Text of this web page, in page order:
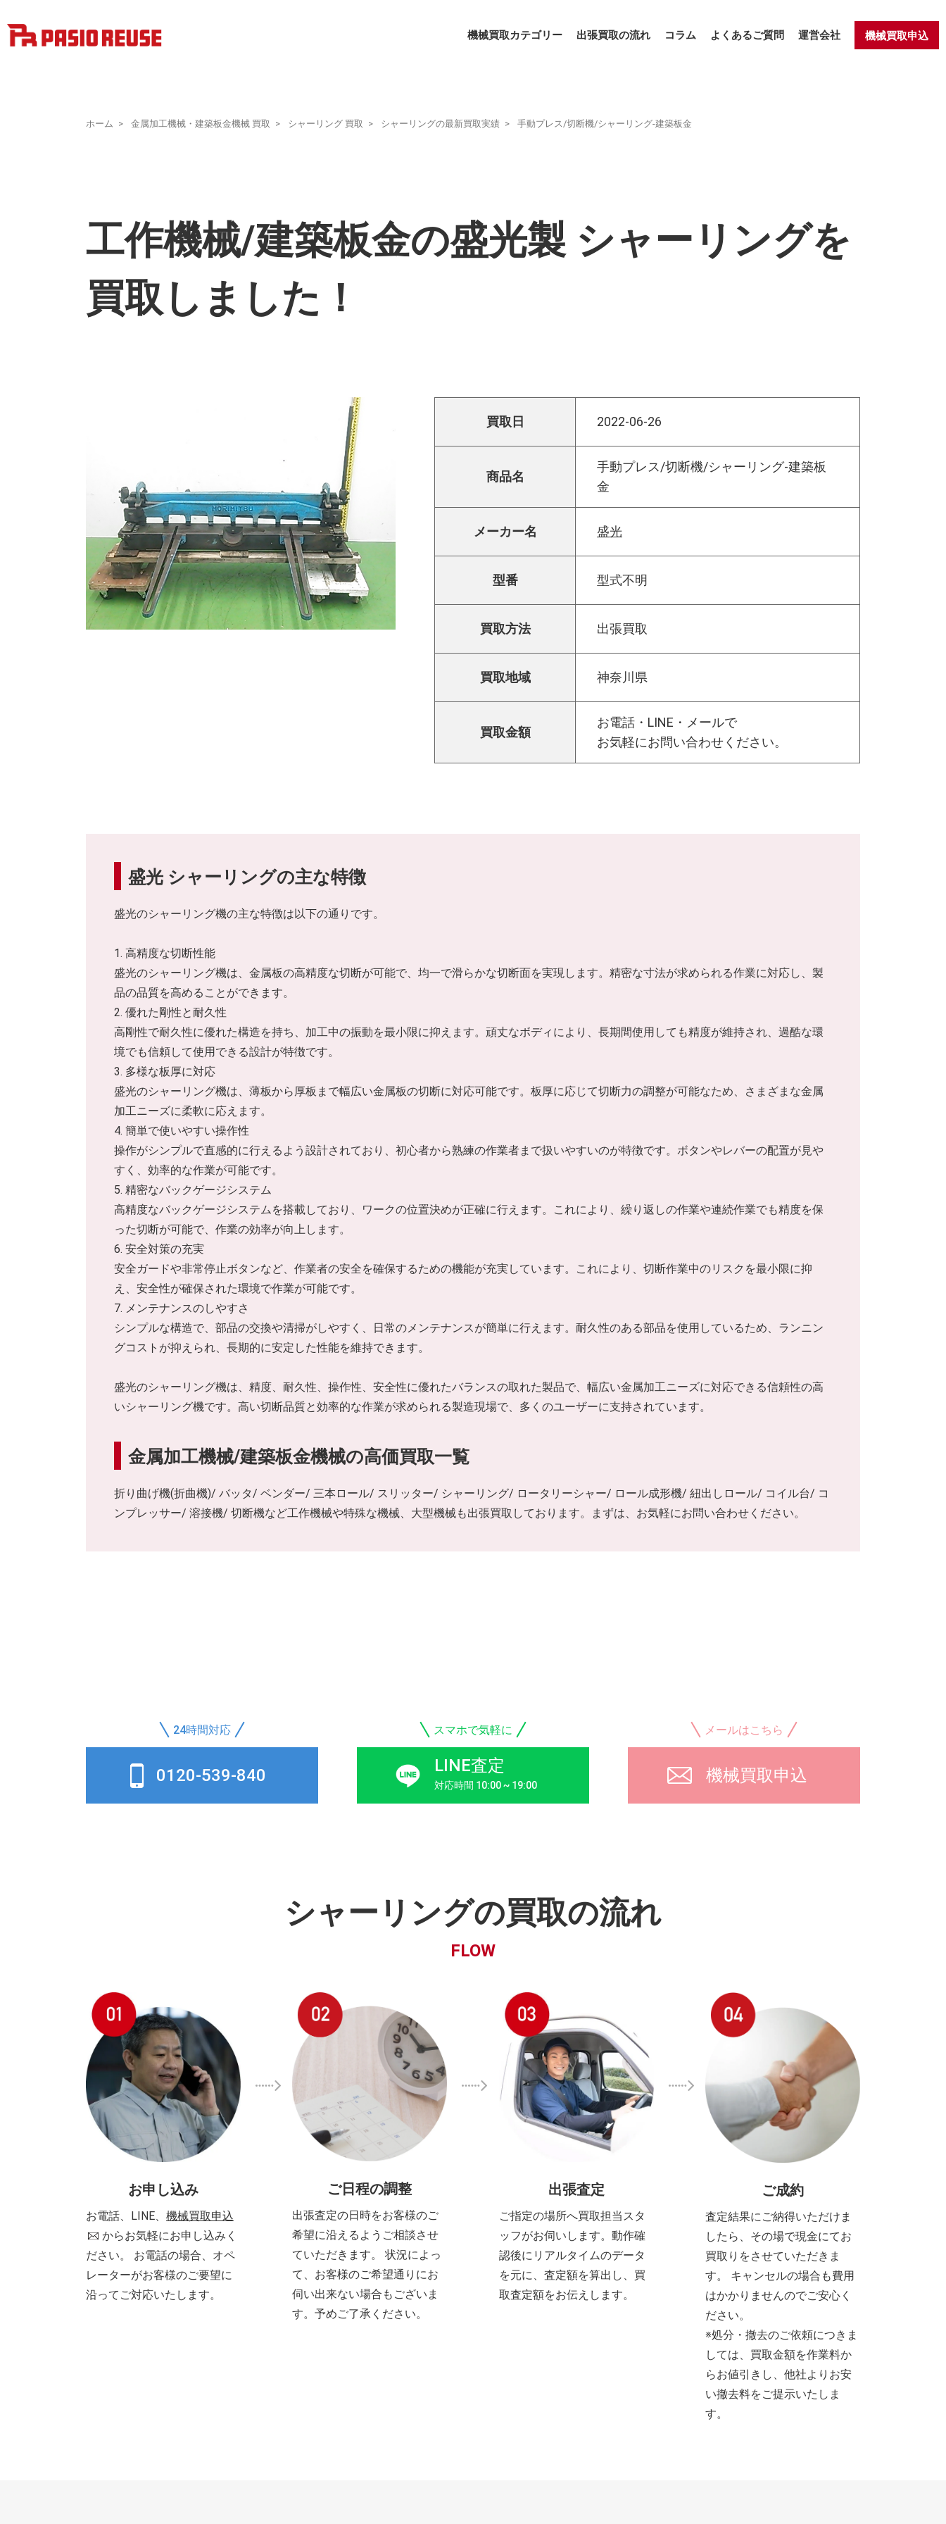
機械買取カテゴリー 出張買取の流れ コラム よくあるご質問 運営会社 機械買取申込
ホーム 金属加工機械・建築板金機械 買取 シャーリング 買取 シャーリングの最新買取実績 手動プレス/切断機/シャーリング-建築板金
工作機械/建築板金の盛光製 シャーリングを
買取しました！
買取日 2022-06-26
商品名
手動プレス/切断機/シャーリング-建築板
金
メーカー名 盛光
型番 型式不明
買取方法 出張買取
買取地域 神奈川県
買取金額
お電話・LINE・メールで
お気軽にお問い合わせください。
盛光 シャーリングの主な特徴
盛光のシャーリング機の主な特徴は以下の通りです。
1. 高精度な切断性能
盛光のシャーリング機は、金属板の高精度な切断が可能で、均一で滑らかな切断面を実現します。精密な寸法が求められる作業に対応し、製
品の品質を高めることができます。
2. 優れた剛性と耐久性
高剛性で耐久性に優れた構造を持ち、加工中の振動を最小限に抑えます。頑丈なボディにより、長期間使用しても精度が維持され、過酷な環
境でも信頼して使用できる設計が特徴です。
3. 多様な板厚に対応
盛光のシャーリング機は、薄板から厚板まで幅広い金属板の切断に対応可能です。板厚に応じて切断力の調整が可能なため、さまざまな金属
加工ニーズに柔軟に応えます。
4. 簡単で使いやすい操作性
操作がシンプルで直感的に行えるよう設計されており、初心者から熟練の作業者まで扱いやすいのが特徴です。ボタンやレバーの配置が見や
すく、効率的な作業が可能です。
5. 精密なバックゲージシステム
高精度なバックゲージシステムを搭載しており、ワークの位置決めが正確に行えます。これにより、繰り返しの作業や連続作業でも精度を保
った切断が可能で、作業の効率が向上します。
6. 安全対策の充実
安全ガードや非常停止ボタンなど、作業者の安全を確保するための機能が充実しています。これにより、切断作業中のリスクを最小限に抑
え、安全性が確保された環境で作業が可能です。
7. メンテナンスのしやすさ
シンプルな構造で、部品の交換や清掃がしやすく、日常のメンテナンスが簡単に行えます。耐久性のある部品を使用しているため、ランニン
グコストが抑えられ、長期的に安定した性能を維持できます。
盛光のシャーリング機は、精度、耐久性、操作性、安全性に優れたバランスの取れた製品で、幅広い金属加工ニーズに対応できる信頼性の高
いシャーリング機です。高い切断品質と効率的な作業が求められる製造現場で、多くのユーザーに支持されています。
金属加工機械/建築板金機械の高価買取一覧
折り曲げ機(折曲機)/ バッタ/ ベンダー/ 三本ロール/ スリッター/ シャーリング/ ロータリーシャー/ ロール成形機/ 紐出しロール/ コイル台/ コ
ンプレッサー/ 溶接機/ 切断機など工作機械や特殊な機械、大型機械も出張買取しております。まずは、お気軽にお問い合わせください。
24時間対応
0120-539-840
スマホで気軽に
LINE査定
対応時間 10:00 ~ 19:00
メールはこちら
機械買取申込
シャーリングの買取の流れ
FLOW
お申し込み
お電話、LINE、 機械買取申込
からお気軽にお申し込みく
ださい。 お電話の場合、オペ
レーターがお客様のご要望に
沿ってご対応いたします。
ご日程の調整
出張査定の日時をお客様のご
希望に沿えるようご相談させ
ていただきます。 状況によっ
て、お客様のご希望通りにお
伺い出来ない場合もございま
す。予めご了承ください。
出張査定
ご指定の場所へ買取担当スタ
ッフがお伺いします。動作確
認後にリアルタイムのデータ
を元に、査定額を算出し、買
取査定額をお伝えします。
ご成約
査定結果にご納得いただけま
したら、その場で現金にてお
買取りをさせていただきま
す。 キャンセルの場合も費用
はかかりませんのでご安心く
ださい。
※処分・撤去のご依頼につきま
しては、買取金額を作業料か
らお値引きし、他社よりお安
い撤去料をご提示いたしま
す。